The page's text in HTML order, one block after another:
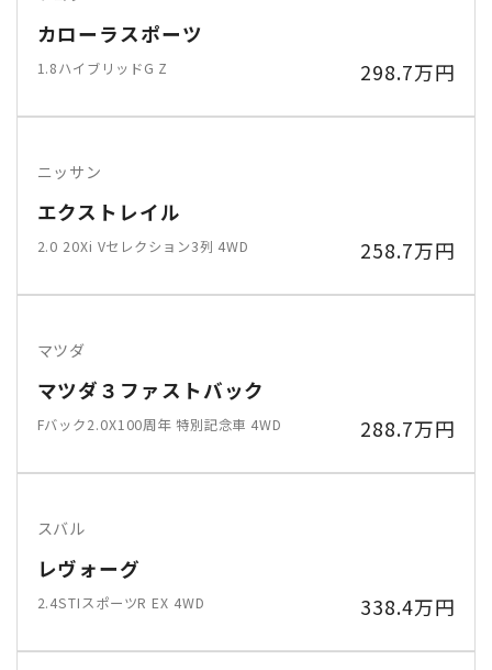
カローラスポーツ
1.8ハイブリッドG Z 298.7万円
ニッサン
エクストレイル
2.0 20Xi Vセレクション3列 4WD 258.7万円
マツダ
マツダ３ファストバック
Fバック2.0X100周年 特別記念車 4WD 288.7万円
スバル
レヴォーグ
2.4STIスポーツR EX 4WD 338.4万円